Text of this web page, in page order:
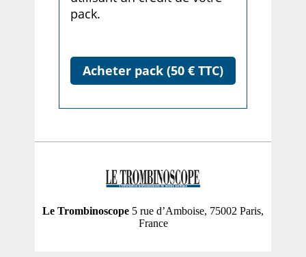
pack.
Acheter pack (50 € TTC)
Le Trombinoscope 5 rue d’Amboise, 75002 Paris,
France